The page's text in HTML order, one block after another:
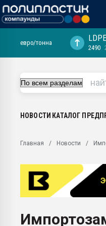
29.07.2026 ФРП помог "Ижевскому
Вакуум-формовочные машины:
28.07.2026 Автоматизация выходит
первый план в переработке
пластмасс
ситуацией на строительном рынке
евро/тонна LDPE
2490
НОВОСТИ КАТАЛОГ
Главная Новости